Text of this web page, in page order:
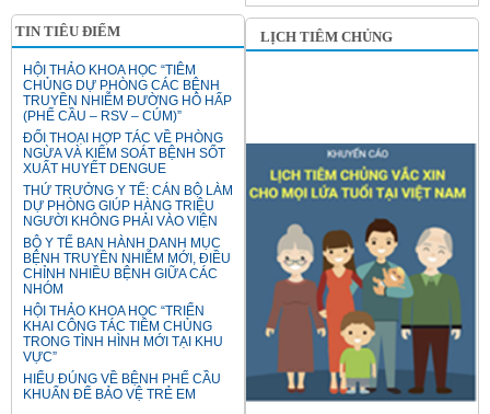
TIN TIÊU ĐIỂM
HỘI THẢO KHOA HỌC “TIÊM
CHỦNG DỰ PHÒNG CÁC BỆNH
TRUYỀN NHIỄM ĐƯỜNG HÔ HẤP
(PHẾ CẦU – RSV – CÚM)”
ĐỐI THOẠI HỢP TÁC VỀ PHÒNG
NGỪA VÀ KIỂM SOÁT BỆNH SỐT
XUẤT HUYẾT DENGUE
THỨ TRƯỞNG Y TẾ: CÁN BỘ LÀM
DỰ PHÒNG GIÚP HÀNG TRIỆU
NGƯỜI KHÔNG PHẢI VÀO VIỆN
BỘ Y TẾ BAN HÀNH DANH MỤC
BỆNH TRUYỀN NHIỄM MỚI, ĐIỀU
CHỈNH NHIỀU BỆNH GIỮA CÁC
NHÓM
HỘI THẢO KHOA HỌC “TRIỂN
KHAI CÔNG TÁC TIÊM CHỦNG
TRONG TÌNH HÌNH MỚI TẠI KHU
VỰC”
HIỂU ĐÚNG VỀ BỆNH PHẾ CẦU
KHUẨN ĐỂ BẢO VỆ TRẺ EM
LỊCH TIÊM CHỦNG